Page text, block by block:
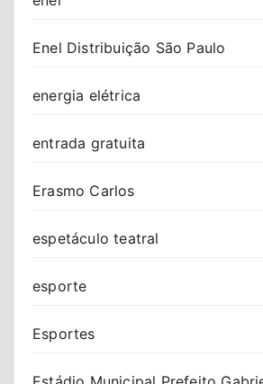
Enel Distribuição São Paulo
energia elétrica
entrada gratuita
Erasmo Carlos
espetáculo teatral
esporte
Esportes